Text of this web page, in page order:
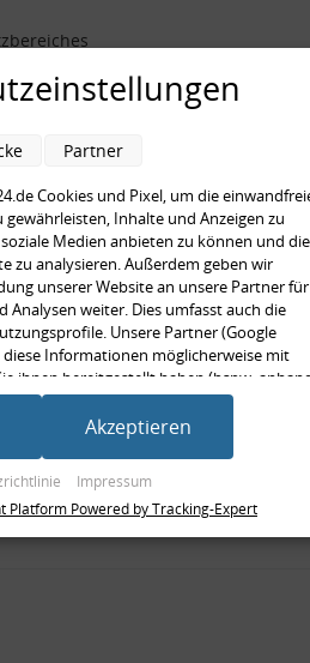
Hinterachse beidseitig
HPS standard
Koppelstange
230 mm
zweiteilig
Satz
M10x1,25 mm
Cookies und Pixel, um die
Inhalte und Anzeigen zu
Medien anbieten zu können und die
zu analysieren. Außerdem geben wir
unserer Website an unsere Partner für
Analysen weiter. Dies umfasst auch die
Unsere Partner (Google
Informationen möglicherweise mit
ihnen bereitgestellt haben (bspw.
welche sie im Rahmen Ihrer Nutzung der
Nutzungsdaten anderer Geräte). Ihre
und Pixeln können Sie jederzeit
Anpassungen vornehmen.
durch unsere Partner:
von Inhalten
Impressum
Partner
Akzeptieren
Platform Powered by Tracking-Expert